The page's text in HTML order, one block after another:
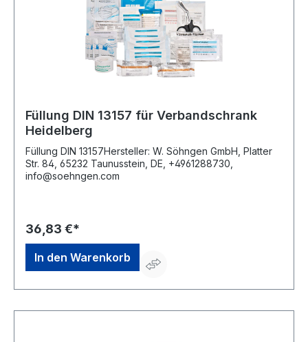
Füllung DIN 13157 für Verbandschrank
Heidelberg
Füllung DIN 13157Hersteller: W. Söhngen GmbH, Platter
Str. 84, 65232 Taunusstein, DE, +4961288730,
info@soehngen.com
36,83 €*
In den Warenkorb